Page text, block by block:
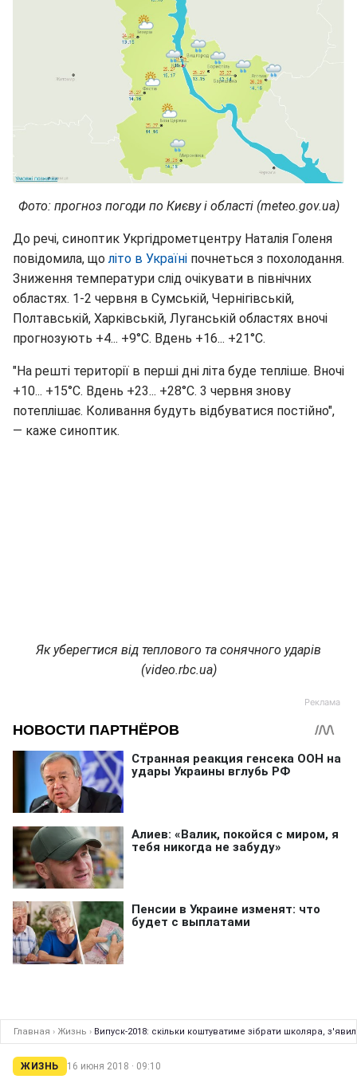
Фото: прогноз погоди по Києву і області (meteo.gov.ua)
До речі, синоптик Укргідрометцентру Наталія Голеня
повідомила, що літо в Україні почнеться з похолодання.
Зниження температури слід очікувати в північних
областях. 1-2 червня в Сумській, Чернігівській,
Полтавській, Харківській, Луганській областях вночі
прогнозують +4... +9°С. Вдень +16... +21°С.
"На решті території в перші дні літа буде тепліше. Вночі
+10... +15°С. Вдень +23... +28°С. 3 червня знову
потеплішає. Коливання будуть відбуватися постійно",
— каже синоптик.
Як уберегтися від теплового та сонячного ударів
(video.rbc.ua)
Главная › Жизнь › Випуск-2018: скільки коштуватиме зібрати школяра,
ЖИЗНЬ 16 июня 2018 · 09:10